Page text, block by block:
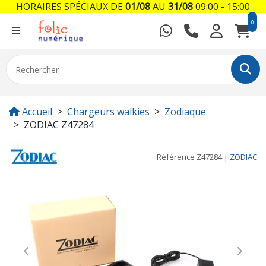
0
Accueil Chargeurs walkies
Zodiaque
ZODIAC Z47284
Référence Z47284| ZODIAC
Previous Next
HORAIRES SPÉCIAUX DE01/08AU 31/0809:00 - 15:00